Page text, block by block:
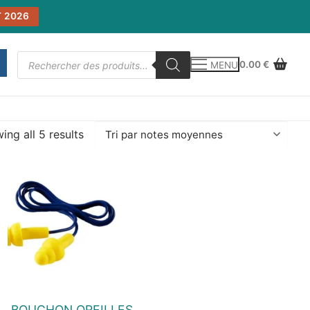
2026
Recherche
de
produits
MENU0.00€
all 5 results